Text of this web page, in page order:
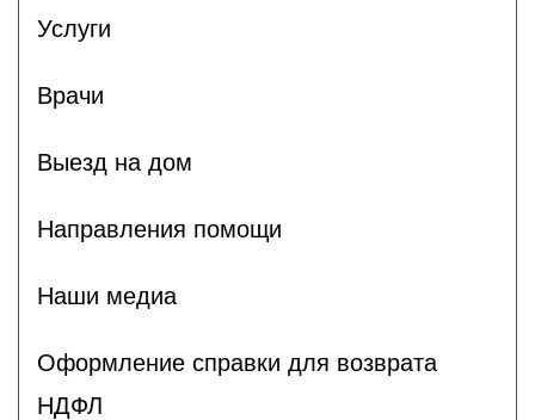
Услуги
Врачи
Выезд на дом
Направления помощи
Наши медиа
Оформление справки для возврата
НДФЛ